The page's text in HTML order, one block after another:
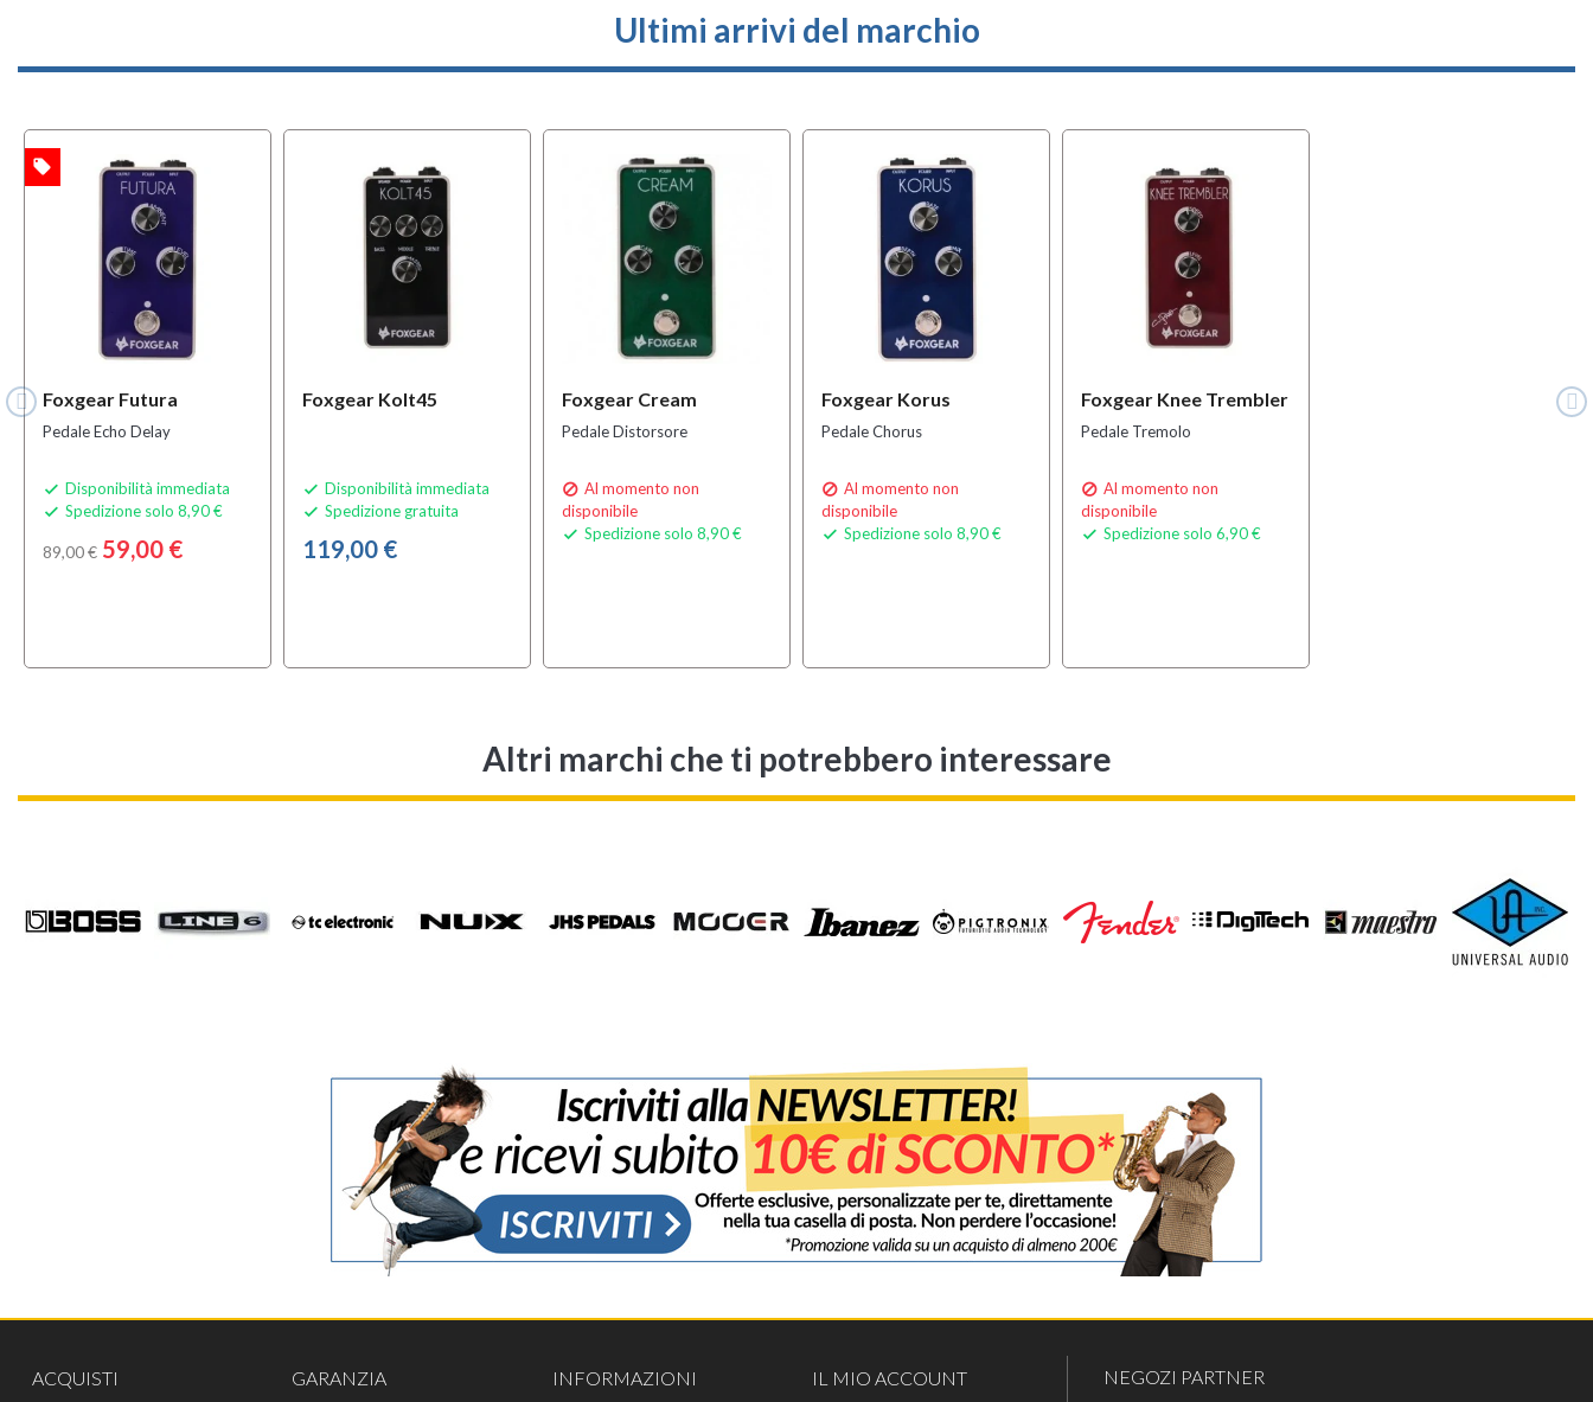
Ultimi arrivi del marchio
Foxgear Futura
Pedale Echo Delay
 Disponibilità immediata
 Spedizione solo 8,90 €
89,00 € 59,00 €
local_offer
Foxgear Kolt45
 Disponibilità immediata
 Spedizione gratuita
119,00 €
Foxgear Cream
Pedale Distorsore
 Al momento non
disponibile
 Spedizione solo 8,90 €
Foxgear Korus
Pedale Chorus
 Al momento non
disponibile
 Spedizione solo 8,90 €
Foxgear Knee Trembler
Pedale Tremolo
 Al momento non
disponibile
 Spedizione solo 6,90 €
Altri marchi che ti potrebbero interessare
ACQUISTI GARANZIA INFORMAZIONI IL MIO ACCOUNT NEGOZI PARTNER